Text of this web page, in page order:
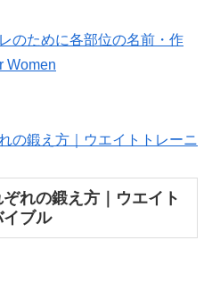
のために各部位の名前・作
Women
れの鍛え方｜ウエイト
イブル